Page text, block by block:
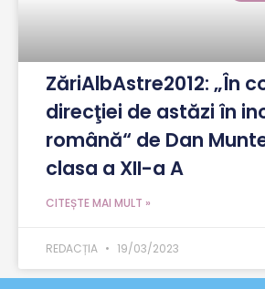
ZăriAlbAstre2012: „În
direcţiei de astăzi în
română“ de Dan
clasa a XII-a A
CITEȘTE MAI MULT »
REDACȚIA 19/03/2023